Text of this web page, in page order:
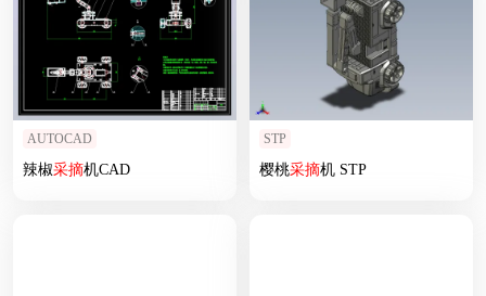
AUTOCAD
辣椒采摘机CAD
STP
樱桃采摘机 STP